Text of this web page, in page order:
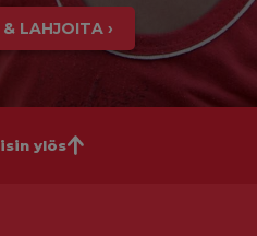
LAHJOITA ›
ylös